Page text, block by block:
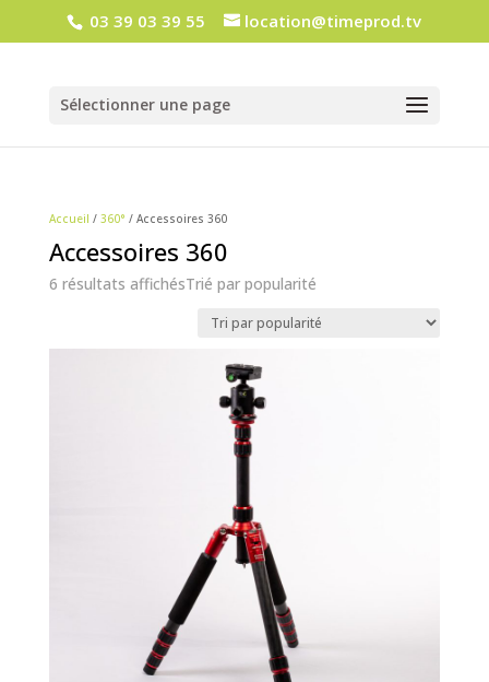
03 39 03 39 55 location@timeprod.tv
Sélectionner une page
Accueil / 360° / Accessoires 360
Accessoires 360
6 résultats affichésTrié par popularité